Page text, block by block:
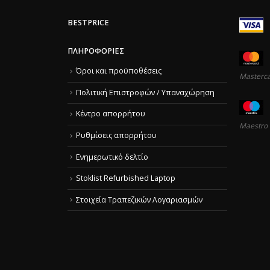
BESTPRICE
ΠΛΗΡΟΦΟΡΊΕΣ
Όροι και προϋποθέσεις
Πολιτική Επιστροφών / Υπαναχώρηση
Κέντρο απορρήτου
Ρυθμίσεις απορρήτου
Ενημερωτικό δελτίο
Stoklist Refurbished Laptop
Στοιχεία Τραπεζικών Λογαριασμών
Maestro